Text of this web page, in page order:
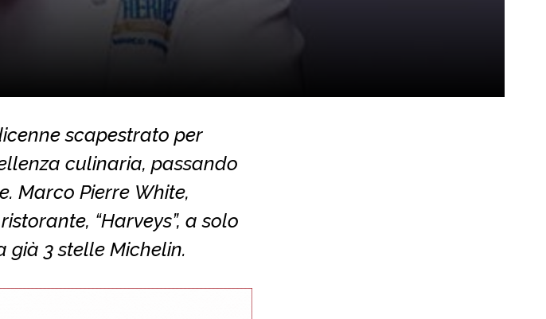
scapestrato per
culinaria, passando
Marco Pierre White,
“Harveys”, a solo
già 3 stelle Michelin.